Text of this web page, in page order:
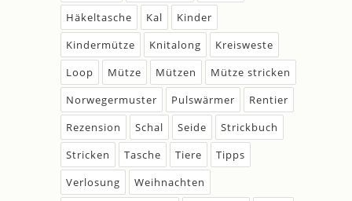
Häkeltasche
Kal
Kinder
Kindermütze
Knitalong
Kreisweste
Loop
Mütze Mützen
Mütze stricken
Norwegermuster
Pulswärmer
Rentier
Rezension
Schal Seide
Strickbuch
Stricken
Tasche Tiere
Tipps
Verlosung
Weihnachten